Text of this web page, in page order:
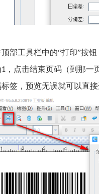
部工具栏中的“打印”按
1 ，点击结束页码（到那一
签，预览无误就可以直接